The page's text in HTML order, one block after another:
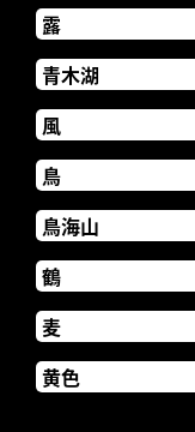
露
青木湖
風
鳥
鳥海山
鶴
麦
黄色